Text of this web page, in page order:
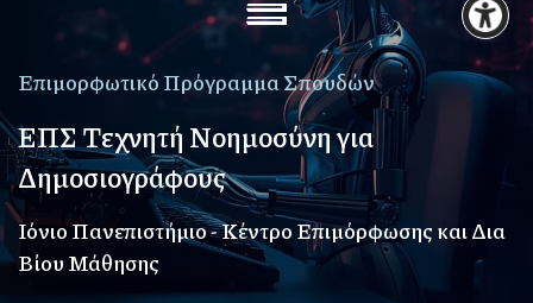
Επιμορφωτικό Πρόγραμμα Σπουδών
ΕΠΣ Τεχνητή Νοημοσύνη για
Δημοσιογράφους
Ιόνιο Πανεπιστήμιο - Κέντρο Επιμόρφωσης και Δια
Βίου Μάθησης